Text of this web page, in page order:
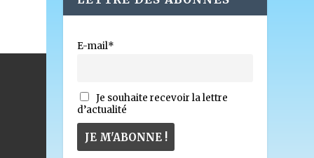
E-mail*
Je souhaite recevoir la lettre
d’actualité